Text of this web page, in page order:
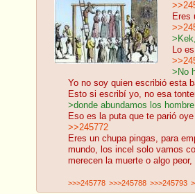
Eres
Lo
>No
Yo no soy quien escribió esta
Esto si escribí yo, no esa
>donde abundamos los
Eso es la puta que te parió
>>245772
Eres un chupa pingas, para
mundo, los incel solo vamos
merecen la muerte o algo
>>>245778 >>>245788 >>>245793